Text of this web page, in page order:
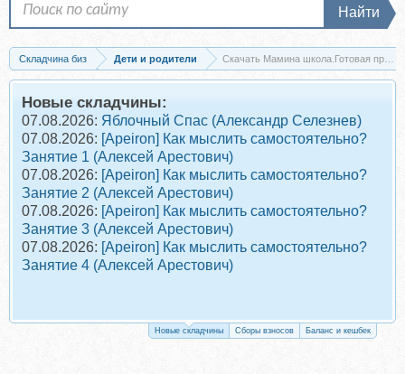
Найти
Складчина биз Дети и родители Скачать Мамина школа.Готовая
Новые складчины:
07.08.2026: Яблочный Спас (Александр Селезнев)
07.08.2026: [Apeiron] Как мыслить самостоятельно?
Занятие 1 (Алексей Арестович)
07.08.2026: [Apeiron] Как мыслить самостоятельно?
Занятие 2 (Алексей Арестович)
07.08.2026: [Apeiron] Как мыслить самостоятельно?
Занятие 3 (Алексей Арестович)
07.08.2026: [Apeiron] Как мыслить самостоятельно?
Занятие 4 (Алексей Арестович)
Новые складчины Сборы взносов Баланс и кешбек